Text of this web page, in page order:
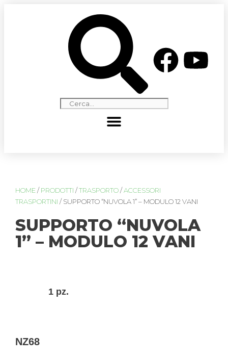
HOME / PRODOTTI /TRASPORTO/ACCESSORI
TRASPORTINI / SUPPORTO “NUVOLA 1” – MODULO 12 VANI
SUPPORTO “NUVOLA
1” – MODULO 12 VANI
1 pz.
NZ68